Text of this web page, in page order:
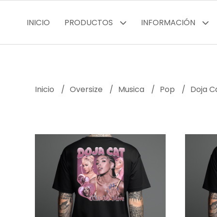
INICIO PRODUCTOS INFORMACIÓN
Inicio Oversize Musica Pop Doja